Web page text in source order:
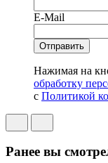
E-Mail
Нажимая на
обработку
с Политикой
Ранее вы